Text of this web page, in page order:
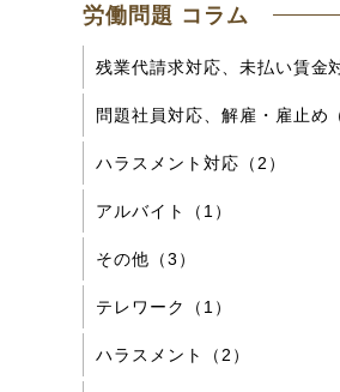
労働問題 コラム
残業代請求対応、未払い賃金
問題社員対応、解雇・雇止め
ハラスメント対応（2）
アルバイト（1）
その他（3）
テレワーク（1）
ハラスメント（2）